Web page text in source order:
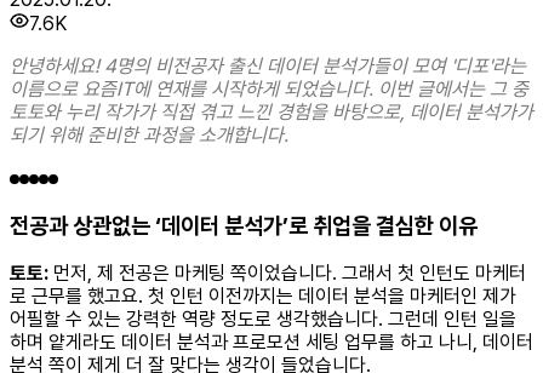
7.6K
안녕하세요! 4명의 비전공자 출신 데이터 분석가들이 모여 '디포'라는
이름으로 요즘IT에 연재를 시작하게 되었습니다. 이번 글에서는 그 중
토토와 누리 작가가 직접 겪고 느낀 경험을 바탕으로, 데이터 분석가가
되기 위해 준비한 과정을 소개합니다.
전공과 상관없는 ‘데이터 분석가’로 취업을 결심한 이유
토토: 먼저, 제 전공은 마케팅 쪽이었습니다. 그래서 첫 인턴도 마케터
로 근무를 했고요. 첫 인턴 이전까지는 데이터 분석을 마케터인 제가
어필할 수 있는 강력한 역량 정도로 생각했습니다. 그런데 인턴 일을
하며 얕게라도 데이터 분석과 프로모션 세팅 업무를 하고 나니, 데이터
분석 쪽이 제게 더 잘 맞다는 생각이 들었습니다.